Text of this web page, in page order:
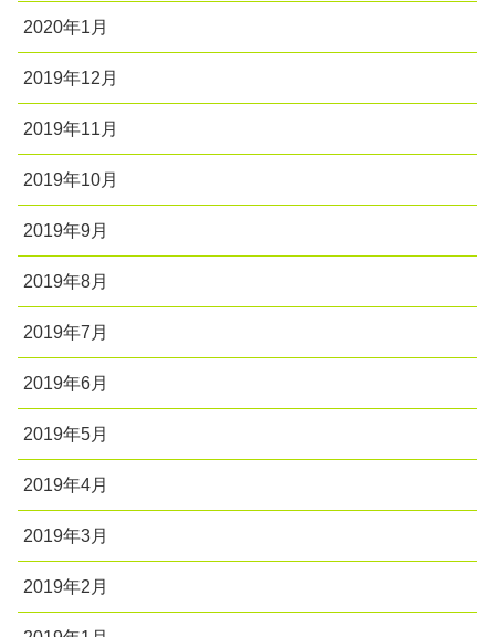
2020年1月
2019年12月
2019年11月
2019年10月
2019年9月
2019年8月
2019年7月
2019年6月
2019年5月
2019年4月
2019年3月
2019年2月